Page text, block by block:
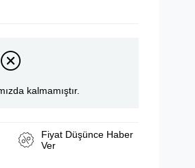
kalmamıştır.
Fiyat Düşünce Haber
Ver